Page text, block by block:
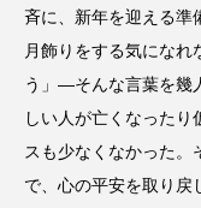
斉に、新年を迎える準
月飾りをする気にな
う」―そんな言葉を幾
しい人が亡くなった
スも少なくなかった。
で、心の平安を取り